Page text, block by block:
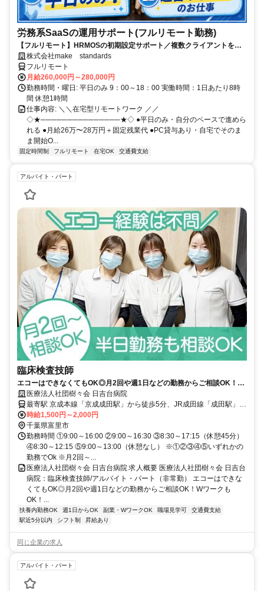
労務系SaaSの運用サポート(フルリモート勤務)
【フルリモート】HRMOSの初期設定サポート／複数クライアントを同
時進行／業務経験無しでもOK
株式会社make standards
フルリモート
月給260,000円～280,000円
勤務時間・曜日: 平日のみ 9：00～18：00 実働時間：1日あたり8時
間 休憩1時間
仕事内容: ＼＼在宅型リモートワーク ／／
◇★───────────────★◇ ●平日のみ・自分のペースで進めら
れる ●月給26万〜28万円＋固定残業代 ●PC貸与あり・自宅でそのま
ま開始O...
固定時間制 フルリモート 在宅OK 交通費支給
アルバイト・パート
臨床検査技師
エコーはできなくてもOK◎月2回や週1日などの勤務からご相談OK！W
ワークもOK！扶養内勤務可能◆駅徒歩5分♪【富里市、病院/病棟、京成
成田駅、臨床検査技師、非常勤】
医療法人社団樹々会 日吉台病院
最寄駅 京成本線「京成成田駅」から徒歩5分、JR成田線「成田駅」か
ら徒歩10分
時給1,500円～2,000円
千葉県富里市
勤務時間 ①9:00～16:00 ②9:00～16:30 ③8:30～17:15（休憩45分）
④8:30～12:15 ⑤9:00～13:00（休憩なし） ※①②③④⑤いずれかの
勤務でOk ※月2回～...
医療法人社団樹々会 日吉台病院 求人概要 医療法人社団樹々会 日吉台
病院：臨床検査技師/アルバイト・パート（非常勤） エコーはできな
くてもOK◎月2回や週1日などの勤務からご相談OK！Wワークも
OK！...
扶養内勤務OK 週1日からOK 副業・WワークOK 職場見学可
交通費支給
駅近5分以内
シフト制 昇給あり
同じ企業の求人
アルバイト・パート